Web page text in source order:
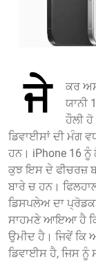
ਜੇ
ਕਰ
ਯਾਨੀ
ਹੌਲੀ
ਡਿਵਾਈਸਾਂ ਦੀ ਮੰਗ
ਹਨ। iPhone 16
ਕੁਝ ਇਸ ਦੇ ਫੀਚਰਜ਼
ਬਾਰੇ ਚ ਹਨ।
ਡਿਸਪਲੇਅ ਦਾ
ਸਾਹਮਣੇ ਆਇਆ ਹੈ
ਉਮੀਦ ਹੈ। ਜਿਵੇਂ ਕਿ
ਡਿਵਾਈਸ ਹੈ, ਜਿਸ ਨੂੰ